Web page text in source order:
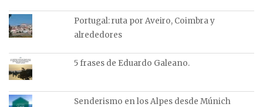
Portugal: ruta por Aveiro, Coimbra y
alrededores
5 frases de Eduardo Galeano.
Senderismo en los Alpes desde Múnich